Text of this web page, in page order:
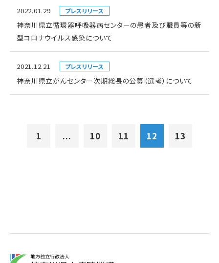
2022.01.29 プレスリリース
神奈川県立循環器呼吸器病センターの患者及び職員等の新
型コロナウイルス感染について
2021.12.21 プレスリリース
神奈川県立がんセンター次期総長の公募（選考）について
1 ... 10 11 12 13